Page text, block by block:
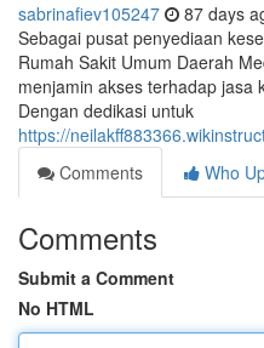
sabrinafiev105247 87 days
Sebagai pusat penyediaan
Rumah Sakit Umum Daerah
menjamin akses terhadap jasa
Dengan dedikasi untuk
https://
Comments
Who
Comments
Submit a Comment
No HTML